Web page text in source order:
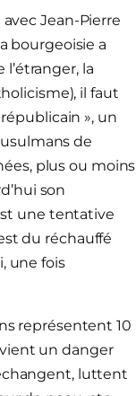
Jean-Pierre
bourgeoisie a
la
il faut
», un
de
plus ou moins
son
une tentative
du réchauffé
une fois
représentent 10
un danger
luttent